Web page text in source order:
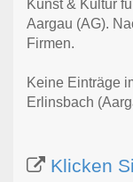
Kunst & Kultur
Aargau (AG).
Firmen.
Keine Einträge
Erlinsbach
Klicken